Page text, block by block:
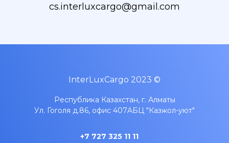
cs.interluxcargo@gmail.com
InterLuxCargo 2023 ©
Республика Казахстан, г. Алматы
Ул. Гоголя д.86, офис 407AБЦ "Казжол-уют"
+7 727 325 11 11